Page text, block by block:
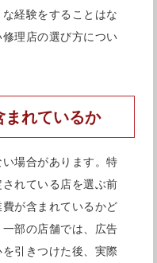
歩5分の場所に位置する
もいいかもしれません
のバッテリー交換も
を愛用していて、
マホ好きでアンドロ
たりの修理店ではない
経験をすることはな
理店の選び方につい
まれているか
場合があります。特
れている店を選ぶ前
が含まれているかど
部の店舗では、広告
引きつけた後、実際